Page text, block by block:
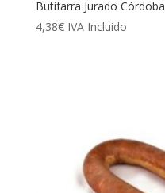
Butifarra Jurado Córdoba
4,38€ IVA Incluido